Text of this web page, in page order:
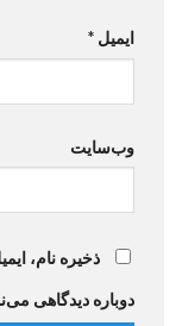
ایمیل *
وب‌سایت
ذخیره نام،
دوباره دیدگاهی